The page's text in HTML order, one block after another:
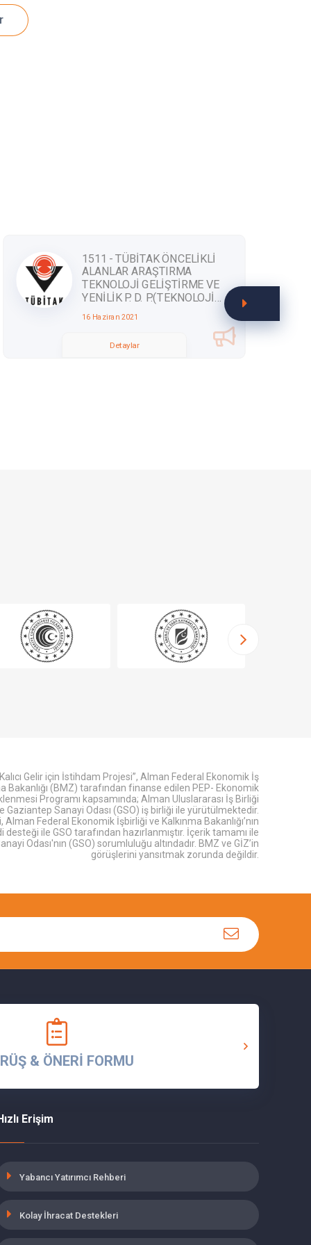
1511 - TÜBİTAK ÖNCELİKLİ
ALANLAR ARAŞTIRMA
TEKNOLOJİ GELİŞTİRME VE
YENİLİK P. D. P.(TEKNOLOJİ
PROGRAMI)
16 Haziran 2021
Detaylar
Gelir için İstihdam Projesi”, Alman Federal Ekonomik İş
Bakanlığı (BMZ) tarafından finanse edilen PEP- Ekonomik
Programı kapsamında; Alman Uluslararası İş Birliği
Gaziantep Sanayi Odası (GSO) iş birliği ile yürütülmektedir.
Alman Federal Ekonomik İşbirliği ve Kalkınma Bakanlığı’nın
desteği ile GSO tarafından hazırlanmıştır. İçerik tamamı ile
Odası'nın (GSO) sorumluluğu altındadır. BMZ ve GİZ’in
görüşlerini yansıtmak zorunda değildir.
& ÖNERİ FORMU
Erişim
Yabancı Yatırımcı Rehberi
Kolay İhracat Destekleri